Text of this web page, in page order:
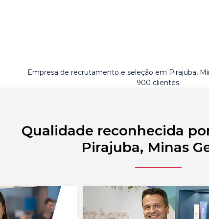
Empresa de recrutamento e seleção em Pirajuba,
900 clientes.
Qualidade reconhecida
Pirajuba, Minas